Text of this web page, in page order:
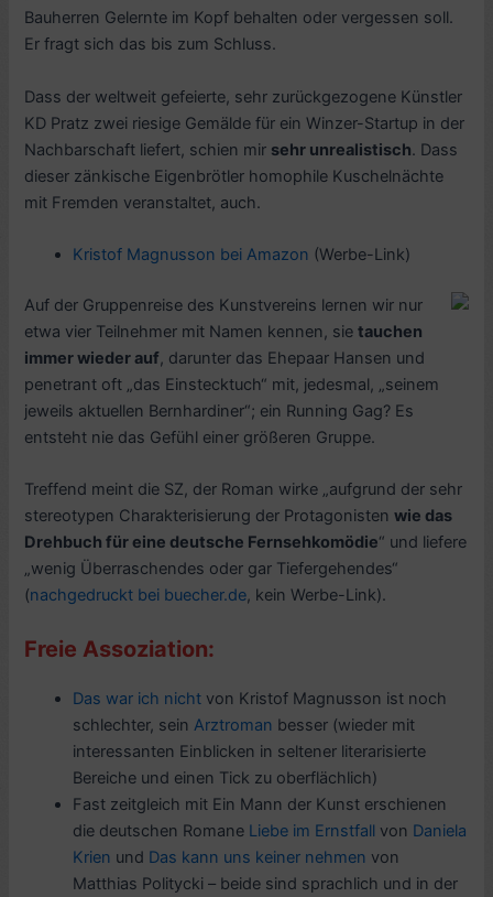
Bauherren Gelernte im Kopf behalten oder vergessen soll.
Er fragt sich das bis zum Schluss.
Dass der weltweit gefeierte, sehr zurückgezogene Künstler
KD Pratz zwei riesige Gemälde für ein Winzer-Startup in der
Nachbarschaft liefert, schien mir sehr unrealistisch. Dass
dieser zänkische Eigenbrötler homophile Kuschelnächte
mit Fremden veranstaltet, auch.
Kristof Magnusson bei Amazon (Werbe-Link)
Auf der Gruppenreise des Kunstvereins lernen wir nur
etwa vier Teilnehmer mit Namen kennen, sietauchen
immer wieder auf, darunter das Ehepaar Hansen und
penetrant oft „das Einstecktuch“ mit, jedesmal, „seinem
jeweils aktuellen Bernhardiner“; ein Running Gag? Es
entsteht nie das Gefühl einer größeren Gruppe.
Treffend meint die SZ, der Roman wirke „aufgrund der sehr
stereotypen Charakterisierung der Protagonistenwie das
Drehbuch für eine deutsche Fernsehkomödie“ und liefere
„wenig Überraschendes oder gar Tiefergehendes“
(nachgedruckt bei buecher.de, kein Werbe-Link).
Freie Assoziation:
Das war ich nicht von Kristof Magnusson ist noch
schlechter, seinArztroman besser (wieder mit
interessanten Einblicken in seltener literarisierte
Bereiche und einen Tick zu oberflächlich)
Fast zeitgleich mit Ein Mann der Kunst erschienen
die deutschen Romane Liebe im Ernstfall von Daniela
Krien und Das kann uns keiner nehmen von
Matthias Politycki – beide sind sprachlich und in der